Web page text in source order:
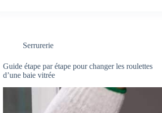
Serrurerie
Guide étape par étape pour changer les roulettes
d’une baie vitrée